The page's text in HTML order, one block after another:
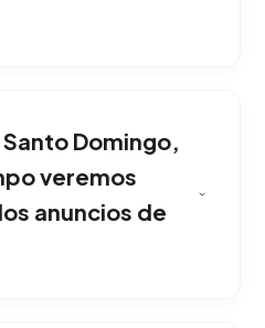
activamente
Es la mejor opción para
dentro de Santo
Domingo,
veremos
anuncios de